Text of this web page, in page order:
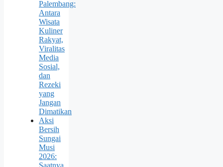
Palembang:
Antara
Wisata
Kuliner
Rakyat,
Viralitas
Media
Sosial,
dan
Rezeki
yang
Jangan
Dimatikan
Aksi
Bersih
Sungai
Musi
2026: